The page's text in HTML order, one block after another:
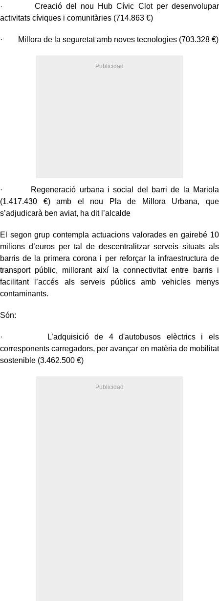
· Creació del nou Hub Cívic Clot per desenvolupar
activitats cíviques i comunitàries (714.863 €)
· Millora de la seguretat amb noves tecnologies (703.328 €)
· Regeneració urbana i social del barri de la Mariola
(1.417.430 €) amb el nou Pla de Millora Urbana, que
s’adjudicarà ben aviat, ha dit l’alcalde
El segon grup contempla actuacions valorades en gairebé 10
milions d’euros per tal de descentralitzar serveis situats als
barris de la primera corona i per reforçar la infraestructura de
transport públic, millorant així la connectivitat entre barris i
facilitant l’accés als serveis públics amb vehicles menys
contaminants.
Són:
· L’adquisició de 4 d'autobusos elèctrics i els
corresponents carregadors, per avançar en matèria de mobilitat
sostenible (3.462.500 €)